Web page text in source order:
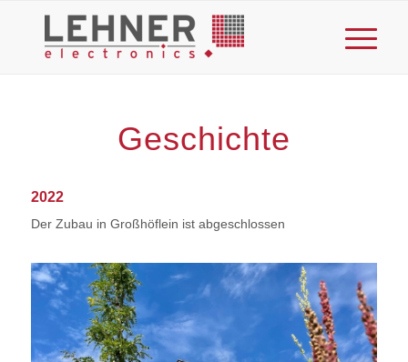
Geschichte
2022
Der Zubau in Großhöflein ist abgeschlossen